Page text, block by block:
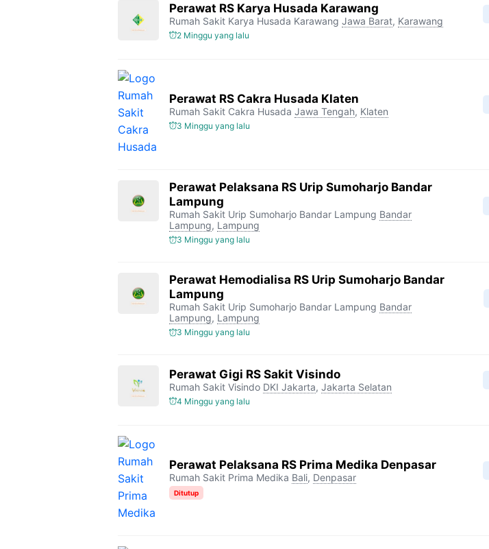
Perawat RS Karya Husada Karawang
Rumah Sakit Karya Husada Karawang Jawa Barat, Karawang
2 Minggu yang lalu
Perawat RS Cakra Husada Klaten
Rumah Sakit Cakra Husada Jawa Tengah, Klaten
3 Minggu yang lalu
Perawat Pelaksana RS Urip Sumoharjo Bandar
Lampung
Rumah Sakit Urip Sumoharjo Bandar Lampung Bandar
Lampung, Lampung
3 Minggu yang lalu
Perawat Hemodialisa RS Urip Sumoharjo Bandar
Lampung
Rumah Sakit Urip Sumoharjo Bandar Lampung Bandar
Lampung, Lampung
3 Minggu yang lalu
Perawat Gigi RS Sakit Visindo
Rumah Sakit Visindo DKI Jakarta, Jakarta Selatan
4 Minggu yang lalu
Perawat Pelaksana RS Prima Medika Denpasar
Rumah Sakit Prima Medika Bali, Denpasar
Ditutup